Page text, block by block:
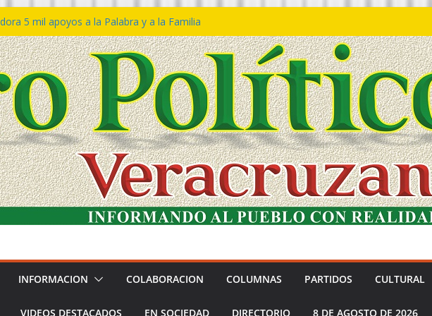
5 mil apoyos a la Palabra y a la Familia
Declaraciones de Procedencia en contra
𝙂𝙤𝙗𝙞𝙚𝙧𝙣𝙤 𝙙𝙚𝙡 𝙀𝙨𝙩𝙖𝙙𝙤 𝙖 𝙙𝙞𝙨𝙛𝙧𝙪𝙩𝙖𝙧
𝙙𝙚𝙡 𝙈𝙖𝙧 𝙚𝙣 𝘾𝙤𝙖𝙩𝙯𝙖𝙘𝙤𝙖𝙡𝙘𝙤𝙨
de policías con vocación de servicio y
SSP
Bravo rechaza acusaciones y asegura que
solicitud de desafuero
INFORMACION COLABORACION COLUMNAS PARTIDOS CULTURAL
VIDEOS DESTACADOS EN SOCIEDAD DIRECTORIO 8 DE AGOSTO DE 2026